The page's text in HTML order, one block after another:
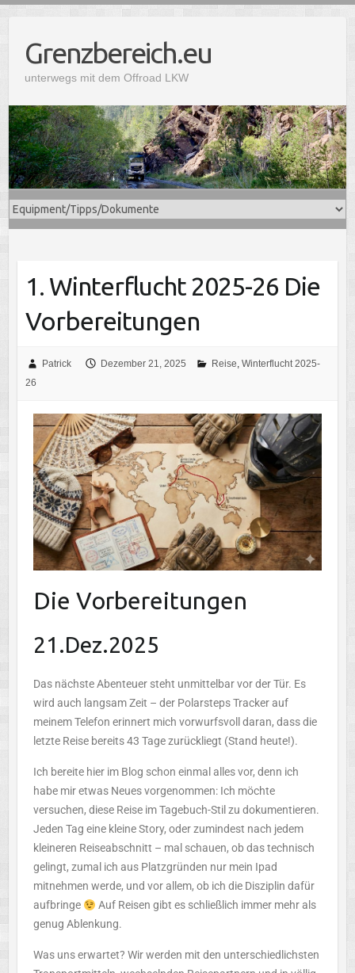
Grenzbereich.eu
unterwegs mit dem Offroad LKW
1. Winterflucht 2025-26 Die
Vorbereitungen
Patrick Dezember 21, 2025 Reise Winterflucht 2025-
26
Die Vorbereitungen
21.Dez.2025
Das nächste Abenteuer steht unmittelbar vor der Tür. Es
wird auch langsam Zeit – der Polarsteps Tracker auf
meinem Telefon erinnert mich vorwurfsvoll daran, dass die
letzte Reise bereits 43 Tage zurückliegt (Stand heute!).
Ich bereite hier im Blog schon einmal alles vor, denn ich
habe mir etwas Neues vorgenommen: Ich möchte
versuchen, diese Reise im Tagebuch-Stil zu dokumentieren.
Jeden Tag eine kleine Story, oder zumindest nach jedem
kleineren Reiseabschnitt – mal schauen, ob das technisch
gelingt, zumal ich aus Platzgründen nur mein Ipad
mitnehmen werde, und vor allem, ob ich die Disziplin dafür
aufbringe
Auf Reisen gibt es schließlich immer mehr als
genug Ablenkung.
Was uns erwartet? Wir werden mit den unterschiedlichsten